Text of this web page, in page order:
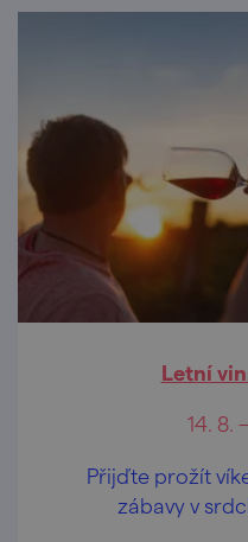
Letní
14. 8.
Přijďte prožít
zábavy v